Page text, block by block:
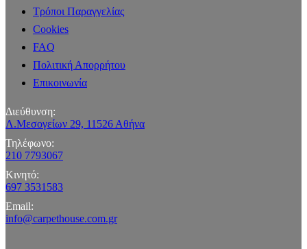
Τρόποι Παραγγελίας
Cookies
FAQ
Πολιτική Απορρήτου
Επικοινωνία
Διεύθυνση:
Λ.Μεσογείων 29, 11526 Αθήνα
Τηλέφωνο:
210 7793067
Κινητό:
697 3531583
Email:
info@carpethouse.com.gr